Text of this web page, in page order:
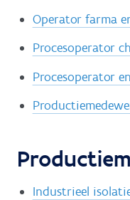
Operator farma
Procesoperator
Procesoperator
Industrieel